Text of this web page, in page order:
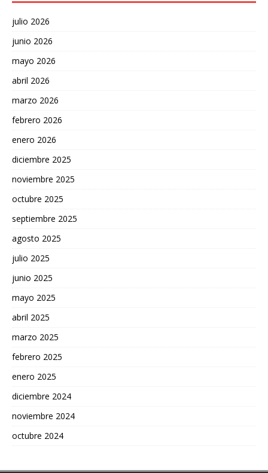
julio 2026
junio 2026
mayo 2026
abril 2026
marzo 2026
febrero 2026
enero 2026
diciembre 2025
noviembre 2025
octubre 2025
septiembre 2025
agosto 2025
julio 2025
junio 2025
mayo 2025
abril 2025
marzo 2025
febrero 2025
enero 2025
diciembre 2024
noviembre 2024
octubre 2024